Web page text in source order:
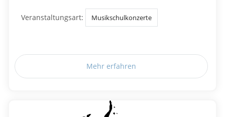
Veranstaltungsart: Musikschulkonzerte
Mehr erfahren